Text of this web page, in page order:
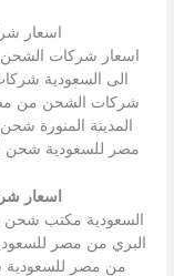
اسعار
اسعار شركات
الى السعودية
شركات الشحن من
المدينة المنورة
مصر للسعودية شحن
اسعار
السعودية مكتب
البري من مصر
من مصر